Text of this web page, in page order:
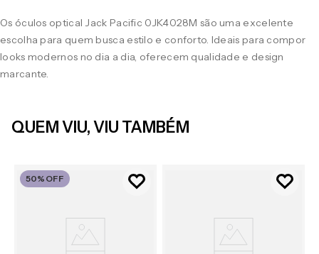
Os óculos optical Jack Pacific 0JK4028M são uma excelente
escolha para quem busca estilo e conforto. Ideais para compor
looks modernos no dia a dia, oferecem qualidade e design
marcante.
QUEM VIU, VIU TAMBÉM
50% OFF